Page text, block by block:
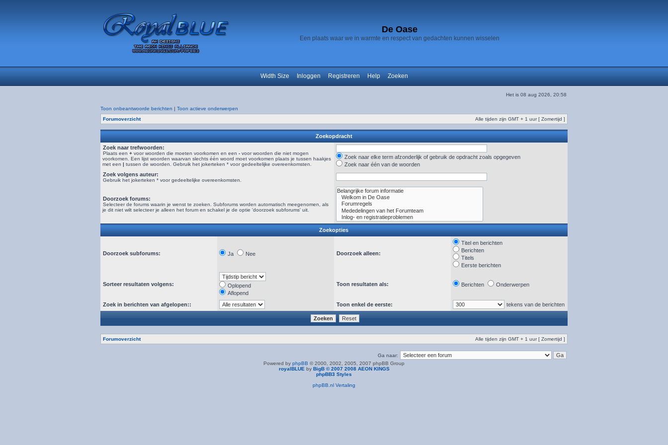
De Oase
Een plaats waar we in warmte en respect van gedachten kunnen wisselen
Width Size Inloggen Registreren Help Zoeken
Het is 08 aug 2026, 20:58
Toon onbeantwoorde berichten | Toon actieve onderwerpen
Forumoverzicht
Alle tijden zijn GMT + 1 uur [ Zomertijd ]
Zoekopdracht
Zoek naar trefwoorden:
Plaats een +voor woorden die moeten voorkomen en een -voor woorden die niet mogen
voorkomen. Een lijst woorden waarvan slechts één woord moet voorkomen plaats je tussen haakjes
met een | tussen de woorden. Gebruik het jokerteken * voor gedeeltelijke overeenkomsten.
Zoek naar elke term afzonderlijk of gebruik de opdracht zoals opgegeven
Zoek naar één van de woorden
Zoek volgens auteur:
Gebruik het jokerteken * voor gedeeltelijke overeenkomsten.
Doorzoek forums:
Selecteer de forums waarin je wenst te zoeken. Subforums worden automatisch meegenomen, als
je dit niet wilt selecteer je alleen het forum en schakel je de optie 'doorzoek subforums' uit.
Zoekopties
Doorzoek subforums: Ja Nee Doorzoek alleen:
Titel en berichten
Berichten
Titels
Eerste berichten
Sorteer resultaten volgens:
Oplopend
Aflopend
Toon resultaten als: Berichten Onderwerpen
Zoek in berichten van afgelopen:: Toon enkel de eerste: tekens van de berichten
Forumoverzicht Alle tijden zijn GMT + 1 uur [ Zomertijd ]
Ga naar:
Powered by phpBB © 2000, 2002, 2005, 2007 phpBB Group
royalBLUE by BigB © 2007 2008 AEON KINGS
phpBB3 Styles
phpBB.nl Vertaling